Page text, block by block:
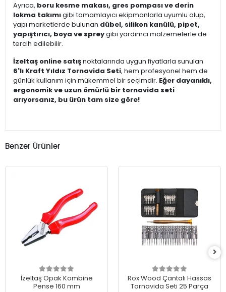
Ayrıca, boru kesme makası, gres pompası ve derin
lokma takımıgibi tamamlayıcı ekipmanlarla uyumlu olup,
yapı marketlerde bulunan dübel, silikon kanülü, pipet,
yapıştırıcı, boya ve spreygibi yardımcı malzemelerle de
tercih edilebilir.
İzeltaş online satışnoktalarında uygun fiyatlarla sunulan
6'lı Kraft Yıldız Tornavida Seti, hem profesyonel hem de
günlük kullanım için mükemmel bir seçimdir. Eğer dayanıklı,
ergonomik ve uzun ömürlü bir tornavida seti
arıyorsanız, bu ürün tam size göre!
Benzer Ürünler
İzeltaş Opak Kombine
Pense 160 mm
Rox Wood Çantalı Hassas
Tornavida Seti 25 Parça